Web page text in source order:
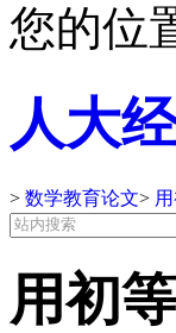
您的位
人大
> 数学教育论文>
用初